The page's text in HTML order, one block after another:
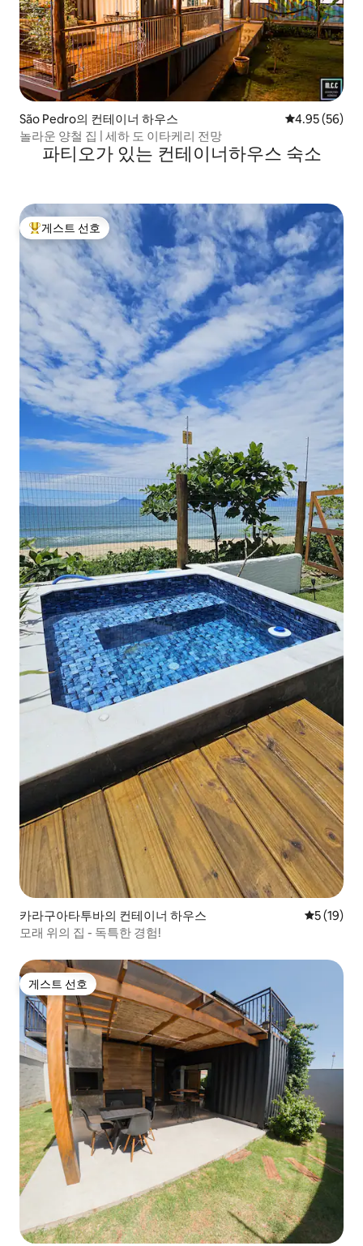
São Pedro의 컨테이너 하우스 평점 4.95점(5
4.95 (56)
놀라운 양철 집 | 세하 도 이타케리 전망
파티오가 있는 컨테이너하우스 숙소
상위 게스트 선호
게스트 선호
카라구아타투바의 컨테이너 하우스 평점 5점
5 (19)
모래 위의 집 - 독특한 경험!
게스트 선호
게스트 선호